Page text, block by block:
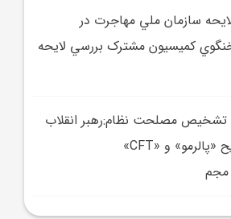
سازمان ملي مهاجرت در
کميسيون مشترک بررسي لايحه
مصلحت نظام:رهبر انقلاب
توصيه‌اي درباره لوايح «پالرمو» و «CFT»
مجم